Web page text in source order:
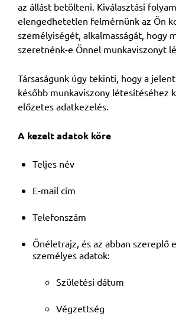
az állást betölteni. Kiválasztási
elengedhetetlen felmérnünk az Ön
személyiségét, alkalmasságát, hogy
szeretnénk-e Önnel munkaviszonyt
Társaságunk úgy tekinti, hogy a
később munkaviszony létesítéséhez
előzetes adatkezelés.
A kezelt adatok köre
Teljes név
E-mail cím
Telefonszám
Önéletrajz, és az abban szereplő
személyes adatok:
Születési dátum
Végzettség